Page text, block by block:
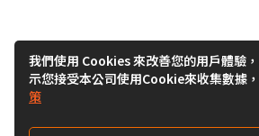
我們使用 Cookies 來改善您的用戶體驗
示您接受本公司使用Cookie來收集數據，
策